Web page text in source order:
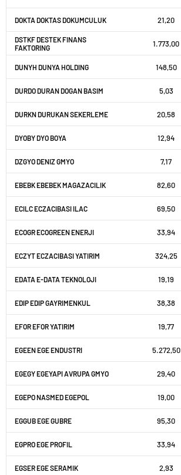
DOKTA DOKTAS DOKUMCULUK 21,20
DSTKF DESTEK FINANS
FAKTORING
1.773,00
DUNYH DUNYA HOLDING 148,50
DURDO DURAN DOGAN BASIM 5,03
DURKN DURUKAN SEKERLEME 20,58
DYOBY DYO BOYA 12,94
DZGYO DENIZ GMYO 7,17
EBEBK EBEBEK MAGAZACILIK 82,60
ECILC ECZACIBASI ILAC 69,50
ECOGR ECOGREEN ENERJI 33,94
ECZYT ECZACIBASI YATIRIM 324,25
EDATA E-DATA TEKNOLOJI 19,19
EDIP EDIP GAYRIMENKUL 38,38
EFOR EFOR YATIRIM 19,77
EGEEN EGE ENDUSTRI 5.272,50
EGEGY EGEYAPI AVRUPA GMYO 29,40
EGEPO NASMED EGEPOL 19,00
EGGUB EGE GUBRE 95,30
EGPRO EGE PROFIL 33,94
EGSER EGE SERAMIK 2,93